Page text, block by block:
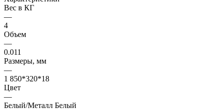
Вес в КГ
—
4
Объем
—
0.011
Размеры, мм
—
1 850*320*18
Цвет
—
Белый/Металл Белый